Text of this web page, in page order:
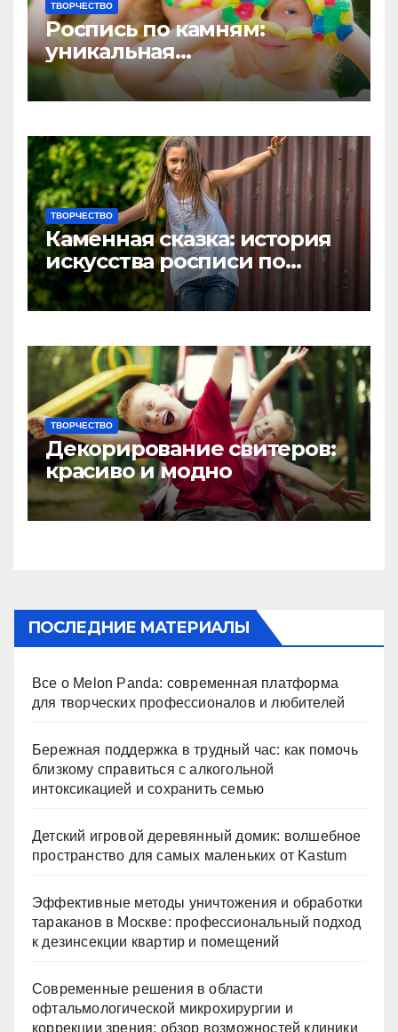
ТВОРЧЕСТВО
Роспись по камням:
уникальная
художественная техника
ТВОРЧЕСТВО
Каменная сказка: история
искусства росписи по
камням
ТВОРЧЕСТВО
Декорирование свитеров:
красиво и модно
ПОСЛЕДНИЕ МАТЕРИАЛЫ
Все о Melon Panda: современная платформа
для творческих профессионалов и любителей
Бережная поддержка в трудный час: как помочь
близкому справиться с алкогольной
интоксикацией и сохранить семью
Детский игровой деревянный домик: волшебное
пространство для самых маленьких от Kastum
Эффективные методы уничтожения и обработки
тараканов в Москве: профессиональный подход
к дезинсекции квартир и помещений
Современные решения в области
офтальмологической микрохирургии и
коррекции зрения: обзор возможностей клиники